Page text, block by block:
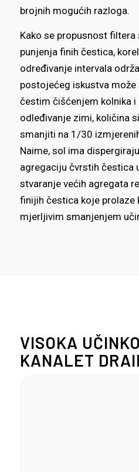
brojnih mogućih razloga.
Kako se propusnost
punjenja finih čestica,
određivanje intervala
postojećeg iskustva
čestim čišćenjem kolnika i
odleđivanje zimi, količina
smanjiti na 1/30
Naime, sol ima
agregaciju čvrstih čestica
stvaranje većih agregata
finijih čestica koje prolaze
mjerljivim smanjenjem
VISOKA
KANALET